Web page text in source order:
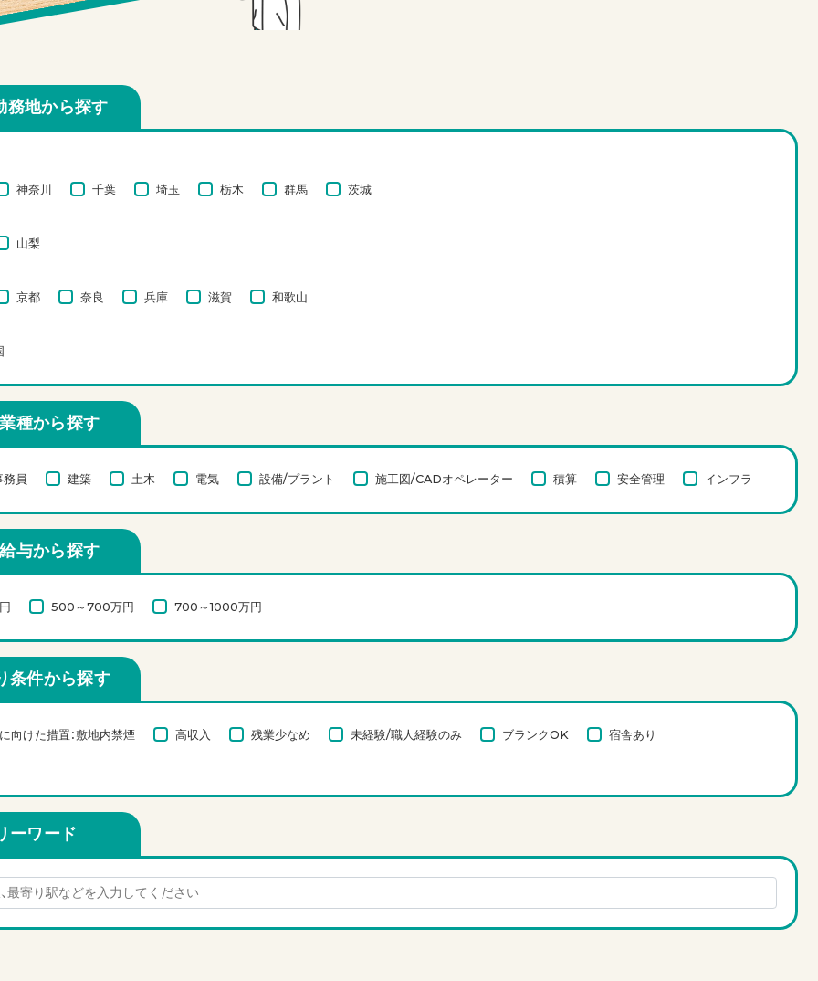
務地から探す
神奈川 千葉 埼玉 栃木 群馬 茨城
山梨
京都 奈良 兵庫 滋賀 和歌山
業種から探す
務員 建築 土木 電気 設備/プラント 施工図/CADオペレーター 積算 安全管理 インフラ
給与から探す
500～700万円 700～1000万円
条件から探す
向けた措置：敷地内禁煙 高収入 残業少なめ 未経験/職人経験のみ ブランクOK 宿舎あり
ーワード